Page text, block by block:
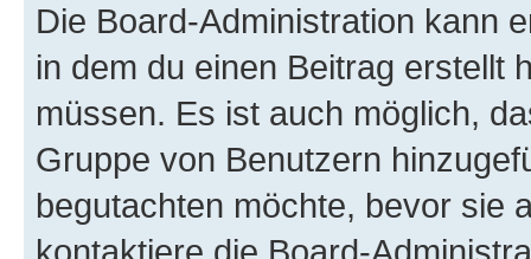
Die Board-Administration kann
in dem du einen Beitrag erstellt
müssen. Es ist auch möglich,
Gruppe von Benutzern
begutachten möchte, bevor sie